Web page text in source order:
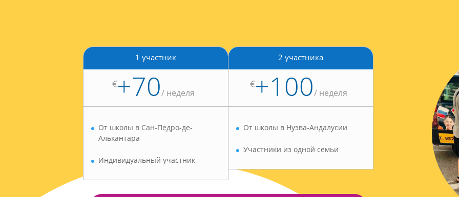
1 участник
€+70/ неделя
От школы в Сан-Педро-де-
Алькантара
Индивидуальный участник
2 участника
€+100/неделя
От школы в Нуэва-Андалусии
Участники из одной семьи